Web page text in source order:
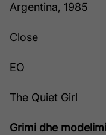
Argentina, 1985
Close
EO
The Quiet Girl
Grimi dhe